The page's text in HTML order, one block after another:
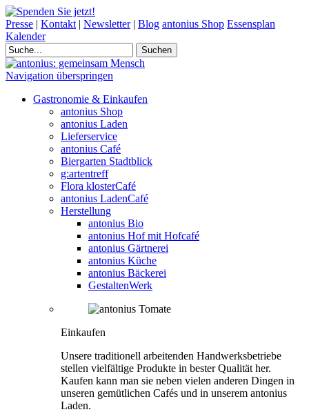
Presse | Kontakt | Newsletter| Blog antonius Shop Essensplan
Kalender
Navigation überspringen
Gastronomie & Einkaufen
antonius Shop
antonius Laden
Lieferservice
antonius Café
Biergarten Stadtblick
g:artentreff
Flora klosterCafé
antonius LadenCafé
Herstellung
antonius Bio
antonius Hof mit Hofcafé
antonius Gärtnerei
antonius Küche
antonius Bäckerei
GestaltenWerk
Einkaufen
Unsere traditionell arbeitenden Handwerksbetriebe
stellen vielfältige Produkte in bester Qualität her.
Kaufen kann man sie neben vielen anderen Dingen in
unseren gemütlichen Cafés und in unserem antonius
Laden.